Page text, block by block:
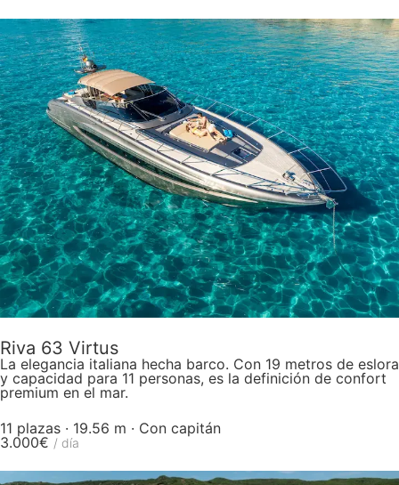
Riva 63 Virtus
La elegancia italiana hecha barco. Con 19 metros de eslora
y capacidad para 11 personas, es la definición de confort
premium en el mar.
11 plazas · 19.56 m · Con capitán
3.000€ / día